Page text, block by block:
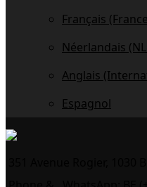
Français
Néerlandais
Anglais
Espagnol